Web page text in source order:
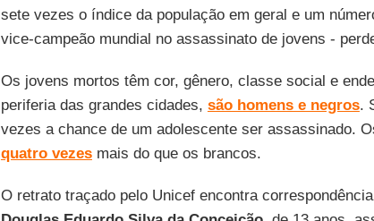
sete vezes o índice da população em geral e um
vice-campeão mundial no assassinato de jovens -
Os jovens mortos têm cor, gênero, classe social e
periferia das grandes cidades, são homens e negros.
vezes a chance de um adolescente ser assassinado.
quatro vezesmais do que os brancos.
O retrato traçado pelo Unicef encontra